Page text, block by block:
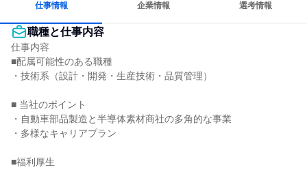
仕事情報 企業情報 選考情報
職種と仕事内容
仕事内容
■配属可能性のある職種
・技術系（設計・開発・生産技術・品質管理）
■ 当社のポイント
・自動車部品製造と半導体素材商社の多角的な事業
・多様なキャリアプラン
■福利厚生